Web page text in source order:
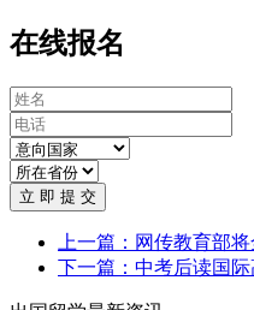
在线报名
立 即 提 交
上一篇：网传教育部
下一篇：中考后读国